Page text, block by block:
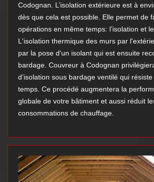
Codognan. L’isolation extérieure est à
dès que cela est possible. Elle permet de
opérations en même temps: l’isolation et
L'isolation thermique des murs par
par la pose d'un isolant qui est ensuite
bardage. Couvreur à Codognan
d’isolation sous bardage ventilé qui
temps. Ce procédé augmentera la
globale de votre bâtiment et aussi réduit
consommations de chauffage.